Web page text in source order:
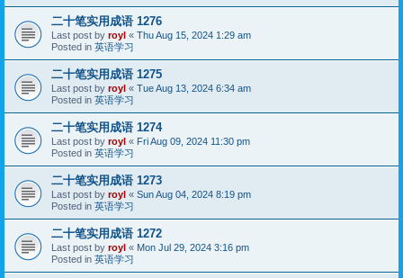
二十笔实用成语 1276
Last post by royl « Thu Aug 15, 2024 1:29 am
Posted in 英语学习
二十笔实用成语 1275
Last post by royl « Tue Aug 13, 2024 6:34 am
Posted in 英语学习
二十笔实用成语 1274
Last post by royl « Fri Aug 09, 2024 11:30 pm
Posted in 英语学习
二十笔实用成语 1273
Last post by royl « Sun Aug 04, 2024 8:19 pm
Posted in 英语学习
二十笔实用成语 1272
Last post by royl « Mon Jul 29, 2024 3:16 pm
Posted in 英语学习